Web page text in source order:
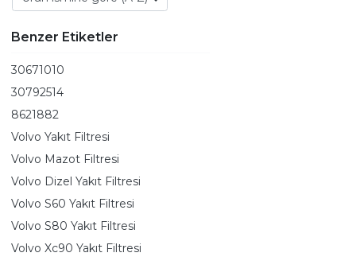
Benzer Etiketler
30671010
30792514
8621882
Volvo Yakıt Filtresi
Volvo Mazot Filtresi
Volvo Dizel Yakıt Filtresi
Volvo S60 Yakıt Filtresi
Volvo S80 Yakıt Filtresi
Volvo Xc90 Yakıt Filtresi